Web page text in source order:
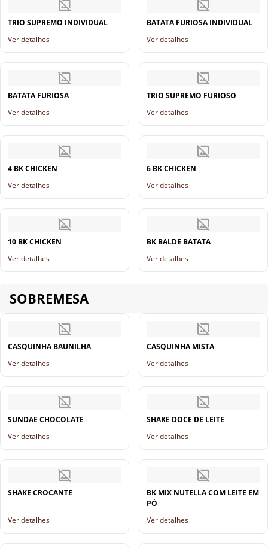
TRIO SUPREMO INDIVIDUAL
Ver detalhes
BATATA FURIOSA INDIVIDUAL
Ver detalhes
BATATA FURIOSA
Ver detalhes
TRIO SUPREMO FURIOSO
Ver detalhes
4 BK CHICKEN
Ver detalhes
6 BK CHICKEN
Ver detalhes
10 BK CHICKEN
Ver detalhes
BK BALDE BATATA
Ver detalhes
SOBREMESA
CASQUINHA BAUNILHA
Ver detalhes
CASQUINHA MISTA
Ver detalhes
SUNDAE CHOCOLATE
Ver detalhes
SHAKE DOCE DE LEITE
Ver detalhes
SHAKE CROCANTE
Ver detalhes
BK MIX NUTELLA COM LEITE EM
PÓ
Ver detalhes